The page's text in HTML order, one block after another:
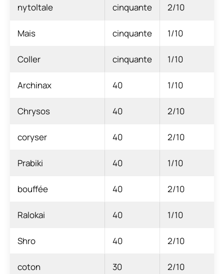
nytoltale cinquante 2/10
Mais cinquante 1/10
Coller cinquante 1/10
Archinax 40 1/10
Chrysos 40 2/10
coryser 40 2/10
Prabiki 40 1/10
bouffée 40 2/10
Ralokai 40 1/10
Shro 40 2/10
coton 30 2/10